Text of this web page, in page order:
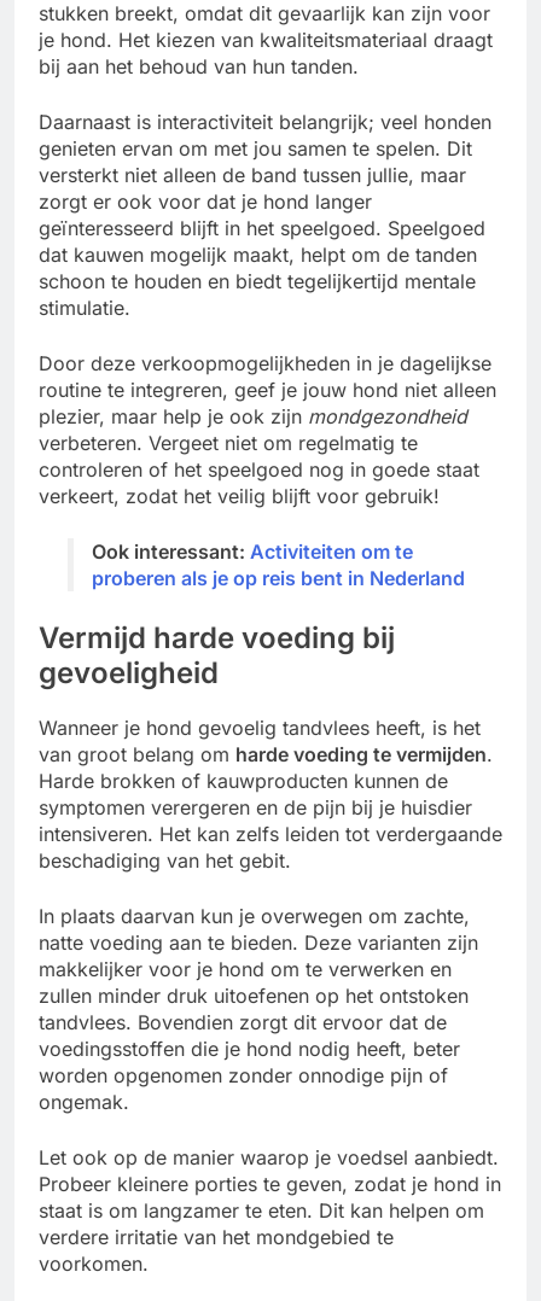
stukken breekt, omdat dit gevaarlijk kan zijn voor
je hond. Het kiezen van kwaliteitsmateriaal draagt
bij aan het behoud van hun tanden.
Daarnaast is interactiviteit belangrijk; veel honden
genieten ervan om met jou samen te spelen. Dit
versterkt niet alleen de band tussen jullie, maar
zorgt er ook voor dat je hond langer
geïnteresseerd blijft in het speelgoed. Speelgoed
dat kauwen mogelijk maakt, helpt om de tanden
schoon te houden en biedt tegelijkertijd mentale
stimulatie.
Door deze verkoopmogelijkheden in je dagelijkse
routine te integreren, geef je jouw hond niet alleen
plezier, maar help je ook zijn mondgezondheid
verbeteren. Vergeet niet om regelmatig te
controleren of het speelgoed nog in goede staat
verkeert, zodat het veilig blijft voor gebruik!
Ook interessant: Activiteiten om te
proberen als je op reis bent in Nederland
Vermijd harde voeding bij
gevoeligheid
Wanneer je hond gevoelig tandvlees heeft, is het
van groot belang om harde voeding te vermijden.
Harde brokken of kauwproducten kunnen de
symptomen verergeren en de pijn bij je huisdier
intensiveren. Het kan zelfs leiden tot verdergaande
beschadiging van het gebit.
In plaats daarvan kun je overwegen om zachte,
natte voeding aan te bieden. Deze varianten zijn
makkelijker voor je hond om te verwerken en
zullen minder druk uitoefenen op het ontstoken
tandvlees. Bovendien zorgt dit ervoor dat de
voedingsstoffen die je hond nodig heeft, beter
worden opgenomen zonder onnodige pijn of
ongemak.
Let ook op de manier waarop je voedsel aanbiedt.
Probeer kleinere porties te geven, zodat je hond in
staat is om langzamer te eten. Dit kan helpen om
verdere irritatie van het mondgebied te
voorkomen.